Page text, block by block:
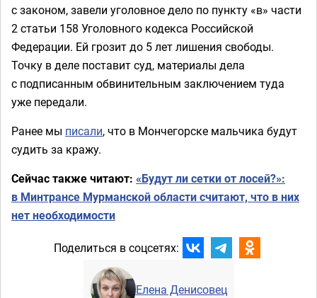
с законом, завели уголовное дело по пункту «в» части
2 статьи 158 Уголовного кодекса Российской
Федерации. Ей грозит до 5 лет лишения свободы.
Точку в деле поставит суд, материалы дела
с подписанным обвинительным заключением туда
уже передали.
Ранее мы писали, что в Мончегорске мальчика будут
судить за кражу.
Сейчас также читают: «Будут ли сетки от лосей?»:
в Минтрансе Мурманской области считают, что в них
нет необходимости
Поделиться в соцсетях:
Елена Денисовец